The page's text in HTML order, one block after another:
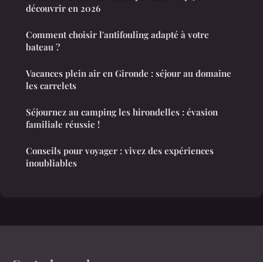
découvrir en 2026
Comment choisir l'antifouling adapté à votre
bateau ?
Vacances plein air en Gironde : séjour au domaine
les carrelets
Séjournez au camping les hirondelles : évasion
familiale réussie !
Conseils pour voyager : vivez des expériences
inoubliables